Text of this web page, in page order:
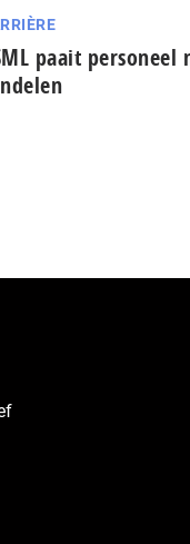
paait personeel